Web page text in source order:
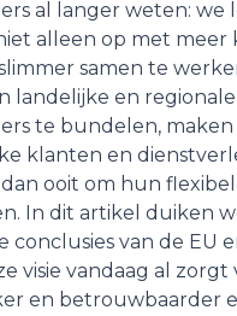
al langer weten: we
alleen op met meer
samen te
landelijke en regionale
te bundelen,
klanten en
ooit om hun
In dit artikel duiken
conclusies van de EU
visie vandaag al zorgt
en betrouwbaarder